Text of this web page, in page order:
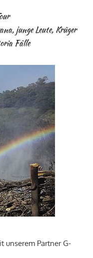
, junge Leute, Krüger
Fälle
unserem Partner G-